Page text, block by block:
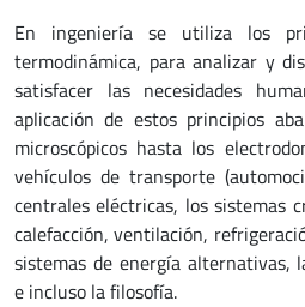
En ingeniería se utiliza los
termodinámica, para analizar y
satisfacer las necesidades
aplicación de estos principios
microscópicos hasta los
vehículos de transporte
centrales eléctricas, los sistemas
calefacción, ventilación,
sistemas de energía alternativas,
e incluso la filosofía.